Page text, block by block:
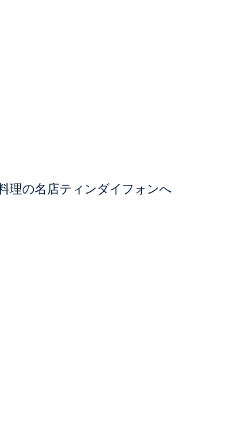
理の名店ティンダイフォンへ